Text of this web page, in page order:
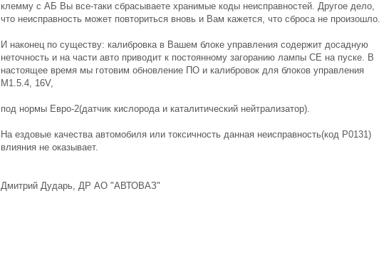
клемму с АБ Вы все-таки сбрасываете хранимые коды неисправностей. Другое дело,
что неисправность может повториться вновь и Вам кажется, что сброса не произошло.
И наконец по существу: калибровка в Вашем блоке управления содержит досадную
неточность и на части авто приводит к постоянному загоранию лампы СЕ на пуске. В
настоящее время мы готовим обновление ПО и калибровок для блоков управления
M1.5.4, 16V,
под нормы Евро-2(датчик кислорода и каталитический нейтрализатор).
На ездовые качества автомобиля или токсичность данная неисправность(код P0131)
влияния не оказывает.
Дмитрий Дударь, ДР АО "АВТОВАЗ"